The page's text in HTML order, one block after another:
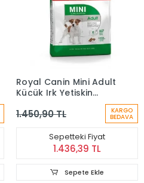
Royal Canin Mini Adult
Küçük Irk Yetişkin
Köpek Maması 2 Kg
1.450,90 TL KARGO
BEDAVA
Sepetteki Fiyat
1.436,39 TL
Sepete Ekle